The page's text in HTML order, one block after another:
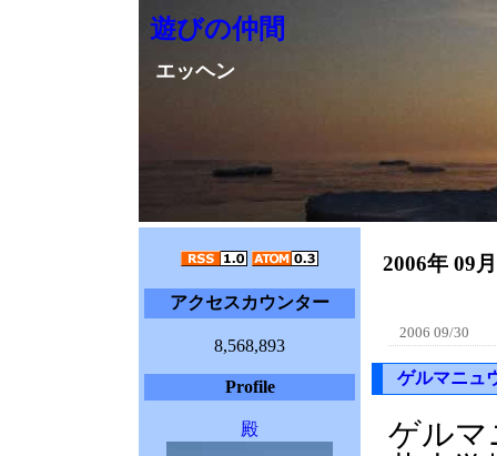
遊びの仲間
エッヘン
アクセスカウンター
8,568,893
Profile
殿
2006年 09
2006 09/30
ゲルマニュ
ゲルマ